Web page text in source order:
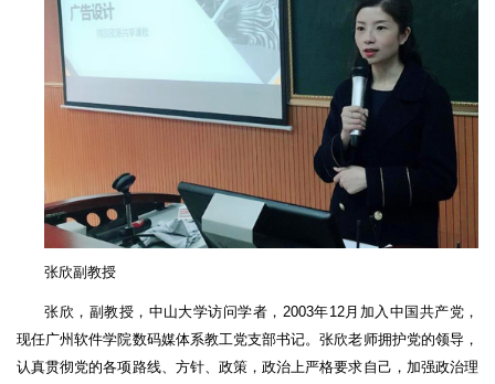
张欣副教授
张欣，副教授，中山大学访问学者，2003年12月加入中国共产党，
现任广州软件学院数码媒体系教工党支部书记。张欣老师拥护党的领导，
认真贯彻党的各项路线、方针、政策，政治上严格要求自己，加强政治理